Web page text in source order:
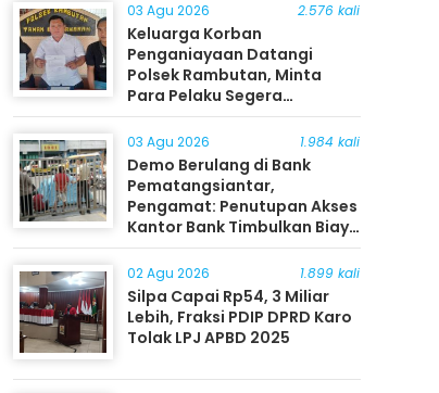
03 Agu 2026 2.576 kali
Keluarga Korban
Penganiayaan Datangi
Polsek Rambutan, Minta
Para Pelaku Segera
Ditangkap
03 Agu 2026 1.984 kali
Demo Berulang di Bank
Pematangsiantar,
Pengamat: Penutupan Akses
Kantor Bank Timbulkan Biaya
Ekonomi bagi Masyarakat
02 Agu 2026 1.899 kali
Silpa Capai Rp54, 3 Miliar
Lebih, Fraksi PDIP DPRD Karo
Tolak LPJ APBD 2025